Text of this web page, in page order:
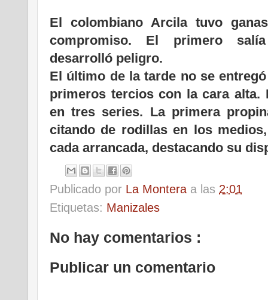
El colombiano Arcila tuvo
compromiso. El primero
desarrolló peligro.
El último de la tarde no se
primeros tercios con la cara alta.
en tres series. La primera
citando de rodillas en los
cada arrancada, destacando su
Publicado por La Montera a las 2:01
Etiquetas: Manizales
No hay comentarios :
Publicar un comentario